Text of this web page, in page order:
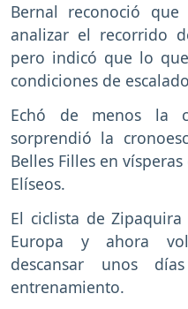
Bernal reconoció
analizar el recorrido
pero indicó que lo
condiciones de
Echó de menos la
sorprendió la
Belles Filles en
Elíseos.
El ciclista de
Europa y ahora
descansar unos
entrenamiento.